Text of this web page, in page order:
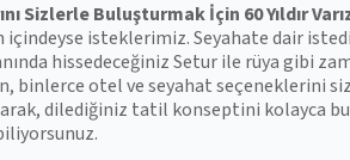
Sizlerle Buluşturmak İçin 60 Yıldır
içindeyse isteklerimiz. Seyahate dair
hissedeceğiniz Setur ile rüya gibi
binlerce otel ve seyahat seçeneklerini
dilediğiniz tatil konseptini kolayca